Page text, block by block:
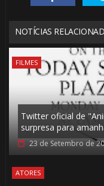
NOTÍCIAS
FILMES
Twitter oficial de
surpresa para
23 de Setembro de
ATORES